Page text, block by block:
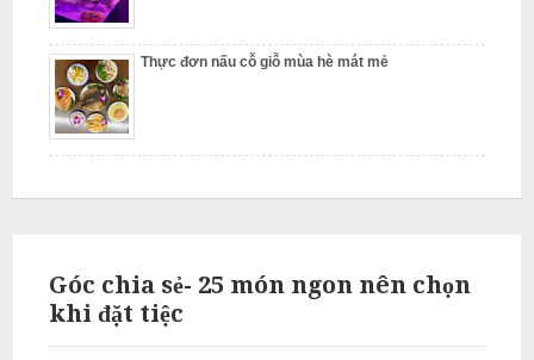
Thực đơn nấu cỗ giỗ mùa hè mát mẻ
Góc chia sẻ- 25 món ngon nên chọn
khi đặt tiệc